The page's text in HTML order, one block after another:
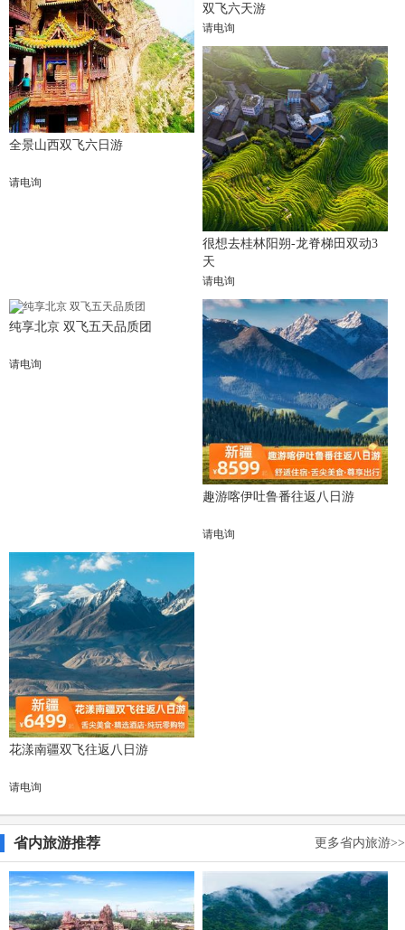
全景山西双飞六日游
请电询
双飞六天游
请电询
很想去桂林阳朔-龙脊梯田双动3
天
请电询
纯享北京 双飞五天品质团
请电询
趣游喀伊吐鲁番往返八日游
请电询
花漾南疆双飞往返八日游
请电询
省内旅游推荐 更多省内旅游>>